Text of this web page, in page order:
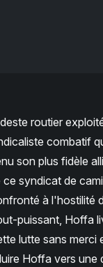
routier
combatif
son plus fidèle
syndicat de
à l'hostilité
puissant, Hoffa
lutte sans merci
Hoffa vers une